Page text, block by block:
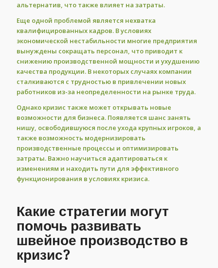
альтернатив, что также влияет на затраты.
Еще одной проблемой является нехватка
квалифицированных кадров. В условиях
экономической нестабильности многие предприятия
вынуждены сокращать персонал, что приводит к
снижению производственной мощности и ухудшению
качества продукции. В некоторых случаях компании
сталкиваются с трудностью в привлечении новых
работников из-за неопределенности на рынке труда.
Однако кризис также может открывать новые
возможности для бизнеса. Появляется шанс занять
нишу, освободившуюся после ухода крупных игроков, а
также возможность модернизировать
производственные процессы и оптимизировать
затраты. Важно научиться адаптироваться к
изменениям и находить пути для эффективного
функционирования в условиях кризиса.
Какие стратегии могут
помочь развивать
швейное производство в
кризис?